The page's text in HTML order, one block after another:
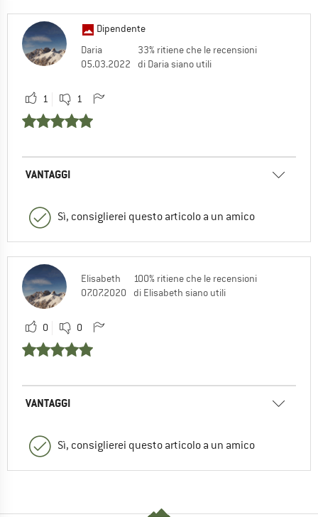
Dipendente
Daria
05.03.2022
33% ritiene che le recensioni
di Daria siano utili
1 1
VANTAGGI
Sì, consiglierei questo articolo a un amico
Elisabeth
07.07.2020
100% ritiene che le recensioni
di Elisabeth siano utili
0 0
VANTAGGI
Sì, consiglierei questo articolo a un amico